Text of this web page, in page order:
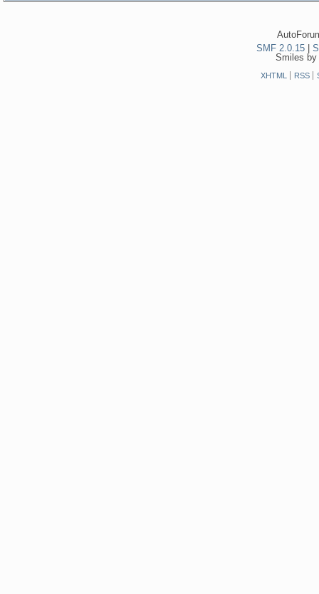
SMF 2.0.15 |
Smiles
XHTML RSS